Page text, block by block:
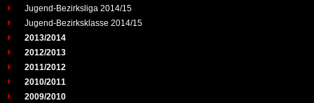
Jugend-Bezirksliga 2014/15
Jugend-Bezirksklasse 2014/15
2013/2014
2012/2013
2011/2012
2010/2011
2009/2010